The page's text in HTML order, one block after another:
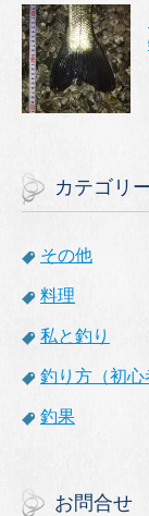
カテゴリ
その他
料理
私と釣り
釣り方（初心
釣果
お問合せ